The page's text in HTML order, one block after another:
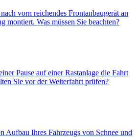
vorn reichendes Frontanbaugerät an
montiert. Was müssen Sie beachten?
Pause auf einer Rastanlage die Fahrt
Sie vor der Weiterfahrt prüfen?
Aufbau Ihres Fahrzeugs von Schnee und